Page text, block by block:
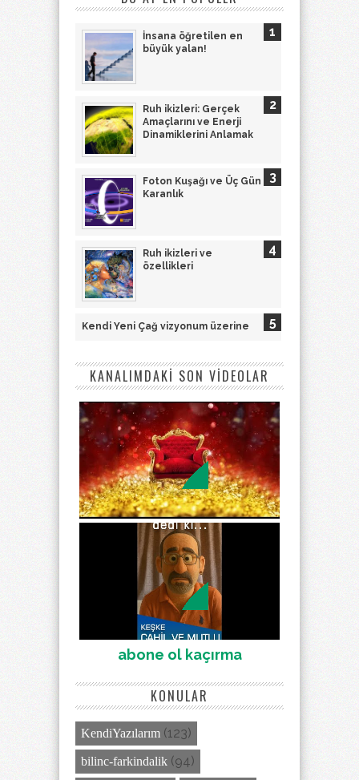
İnsana öğretilen en
büyük yalan!
Ruh ikizleri: Gerçek
Amaçlarını ve Enerji
Dinamiklerini Anlamak
Foton Kuşağı ve Üç Gün
Karanlık
Ruh ikizleri ve
özellikleri
Kendi Yeni Çağ vizyonum üzerine
KANALIMDAKİ SON VİDEOLAR
abone ol kaçırma
KONULAR
KendiYazılarım (123)
bilinc-farkindalik (94)